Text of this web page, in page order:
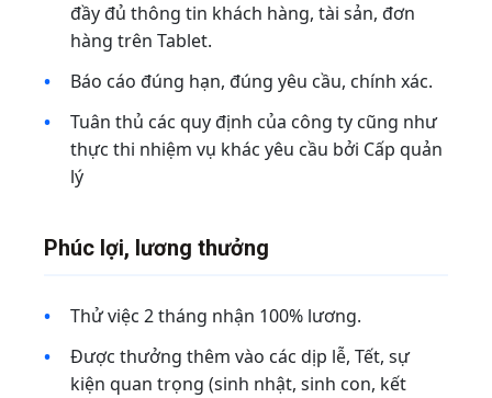
đầy đủ thông tin khách hàng, tài sản, đơn
hàng trên Tablet.
Báo cáo đúng hạn, đúng yêu cầu, chính xác.
Tuân thủ các quy định của công ty cũng như
thực thi nhiệm vụ khác yêu cầu bởi Cấp quản
lý
Phúc lợi, lương thưởng
Thử việc 2 tháng nhận 100% lương.
Được thưởng thêm vào các dịp lễ, Tết, sự
kiện quan trọng (sinh nhật, sinh con, kết